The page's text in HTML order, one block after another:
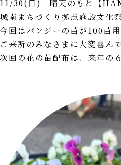
11/30(日) 晴天のもと【
城南まちづくり拠点施設文化
今回はパンジーの苗が100苗
ご来所のみなさまに大変喜ん
次回の花の苗配布は、来年の